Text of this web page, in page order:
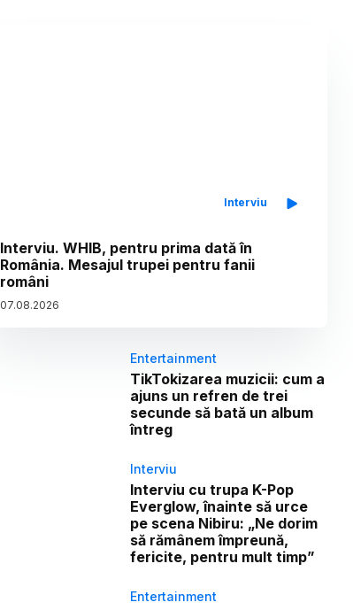
Interviu
Interviu. WHIB, pentru prima dată în
România. Mesajul trupei pentru fanii
români
07.08.2026
Entertainment
TikTokizarea muzicii: cum a
ajuns un refren de trei
secunde să bată un album
întreg
Interviu
Interviu cu trupa K-Pop
Everglow, înainte să urce
pe scena Nibiru: „Ne dorim
să rămânem împreună,
fericite, pentru mult timp”
Entertainment